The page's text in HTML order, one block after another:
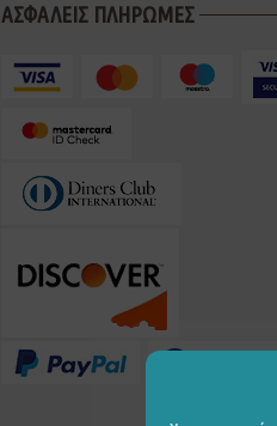
ΑΣΦΑΛΕΙΣ ΠΛΗΡΩΜΕΣ